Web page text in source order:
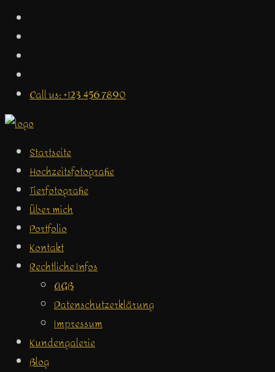
Call us: +123 456 7890
Startseite
Hochzeitsfotografie
Tierfotografie
Über mich
Portfolio
Kontakt
Rechtliche Infos
AGB
Datenschutzerklärung
Impressum
Kundengalerie
Blog